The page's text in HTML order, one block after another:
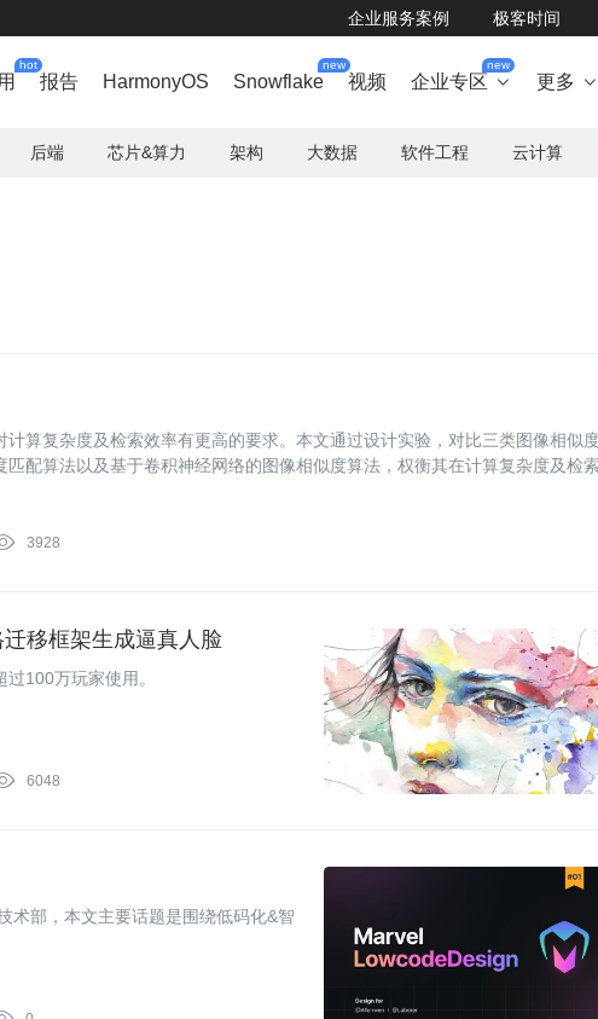
企业服务案例 极客时间
hot
报告 HarmonyOS Snowflake
new
视频 企业专区
new
 更多 
后端 芯片&算力 架构 大数据 软件工程 云计算
算复杂度及检索效率有更高的要求。本文通过设计实验，对比三类图像相似
配算法以及基于卷积神经网络的图像相似度算法，权衡其在计算复杂度及检
3928
移框架生成逼真人脸
100万玩家使用。
6048
术部，本文主要话题是围绕低码化&智